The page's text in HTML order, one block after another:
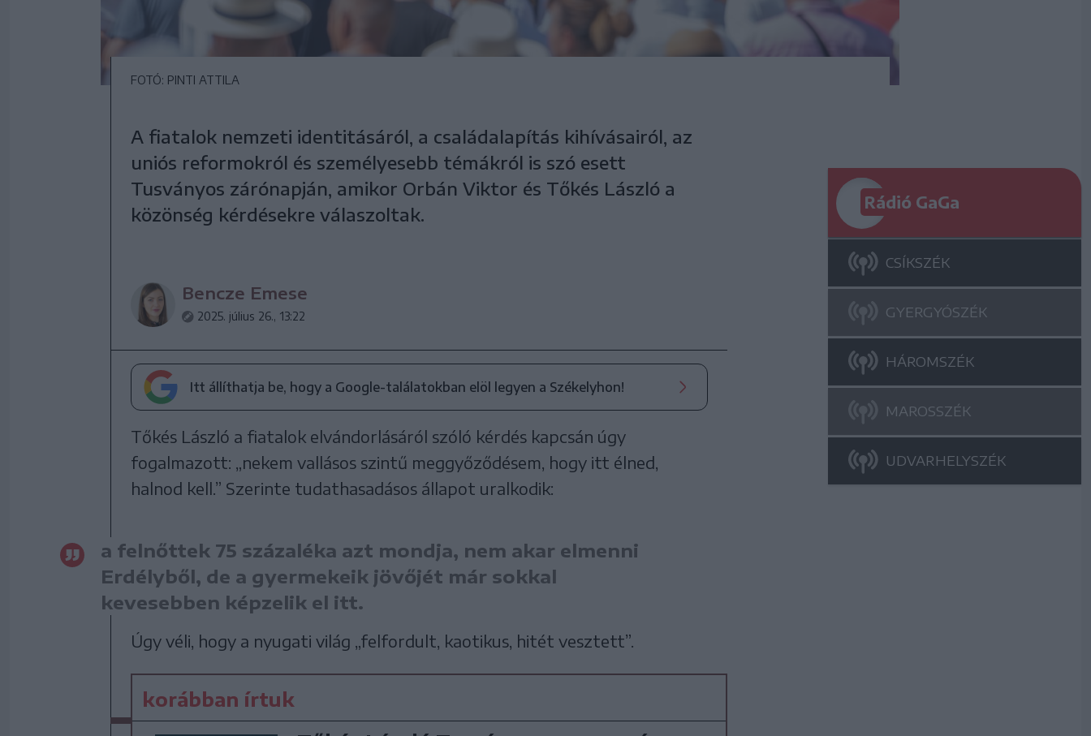
FOTÓ: PINTI ATTILA
A fiatalok nemzeti identitásáról, a családalapítás kihívásairól, az
uniós reformokról és személyesebb témákról is szó esett
Tusványos zárónapján, amikor Orbán Viktor és Tőkés László a
közönség kérdésekre válaszoltak.
Bencze Emese
2025. július 26., 13:22
Itt állíthatja be, hogy a Google-találatokban elöl legyen a Székelyhon!
Tőkés László a fiatalok elvándorlásáról szóló kérdés kapcsán úgy
fogalmazott: „nekem vallásos szintű meggyőződésem, hogy itt élned,
halnod kell.” Szerinte tudathasadásos állapot uralkodik:
a felnőttek 75 százaléka azt mondja, nem akar elmenni
Erdélyből, de a gyermekeik jövőjét már sokkal
kevesebben képzelik el itt.
Úgy véli, hogy a nyugati világ „felfordult, kaotikus, hitét vesztett”.
korábban írtuk
Rádió GaGa
CSÍKSZÉK
GYERGYÓSZÉK
HÁROMSZÉK
MAROSSZÉK
UDVARHELYSZÉK